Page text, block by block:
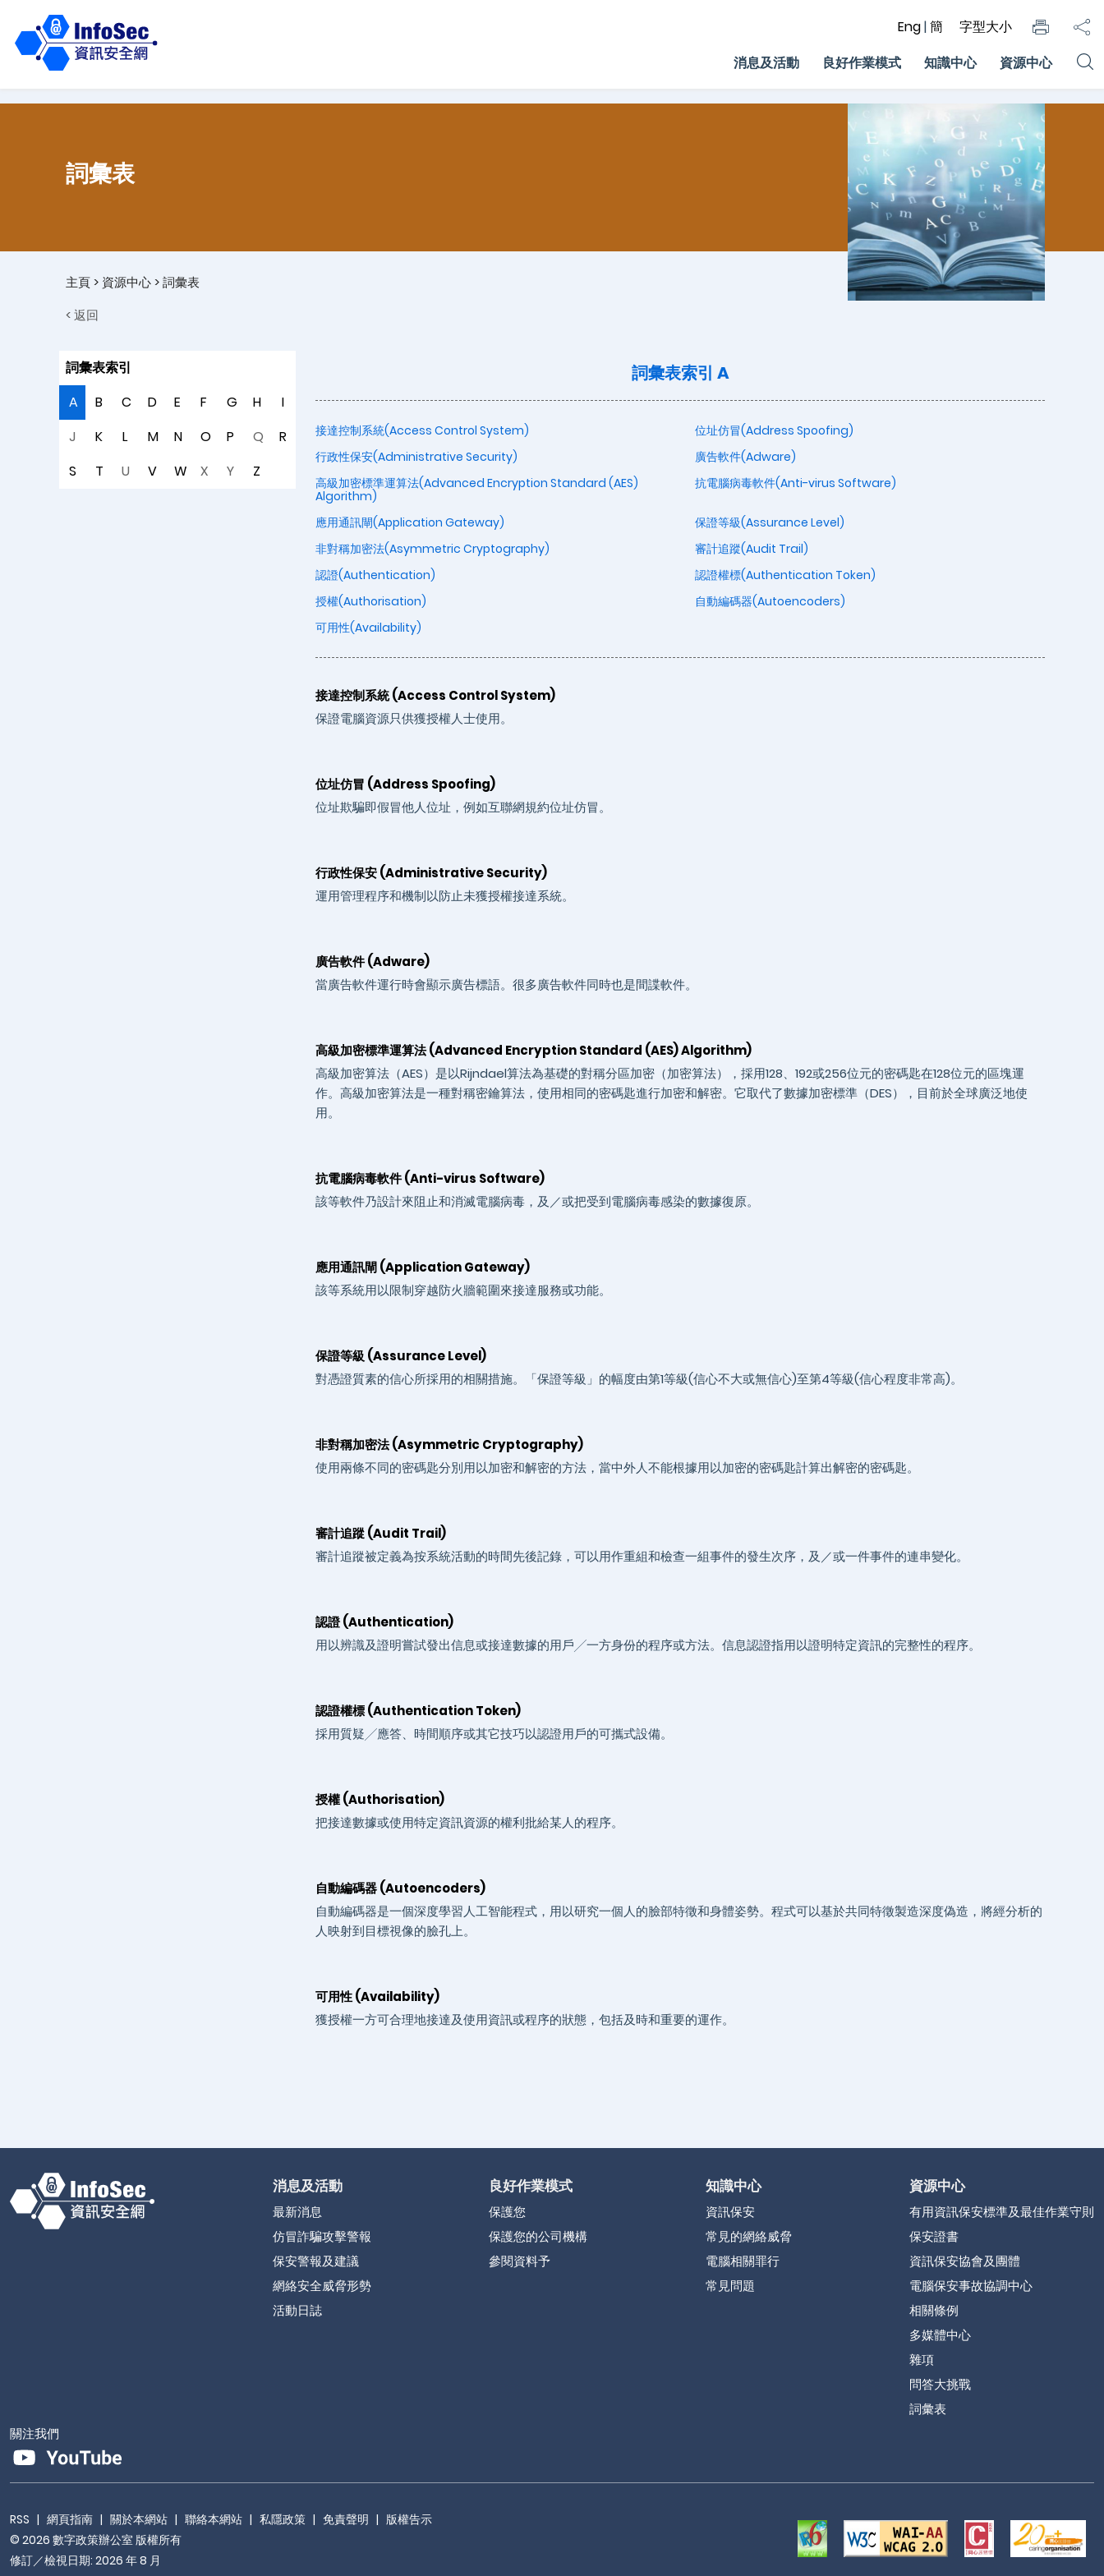
Eng|簡
字型大小
消息及活動
良好作業模式 知識中心 資源中心
詞彙表
主頁> 資源中心>詞彙表
< 返回
詞彙表索引
A
B C D E F G H
I
J
K L M N O P Q
R
S
T U V W X Y Z
詞彙表索引 A
接達控制系統(Access Control System)
位址仿冒(Address Spoofing)
行政性保安(Administrative Security)
廣告軟件(Adware)
高級加密標準運算法(Advanced Encryption Standard (AES)
Algorithm)
抗電腦病毒軟件(Anti-virus Software)
應用通訊閘(Application Gateway)
保證等級(Assurance Level)
非對稱加密法(Asymmetric Cryptography)
審計追蹤(Audit Trail)
認證(Authentication)
認證權標(Authentication Token)
授權(Authorisation)
自動編碼器(Autoencoders)
可用性(Availability)
接達控制系統 (Access Control System)
保證電腦資源只供獲授權人士使用。
位址仿冒 (Address Spoofing)
位址欺騙即假冒他人位址，例如互聯網規約位址仿冒。
行政性保安 (Administrative Security)
運用管理程序和機制以防止未獲授權接達系統。
廣告軟件 (Adware)
當廣告軟件運行時會顯示廣告標語。很多廣告軟件同時也是間諜軟件。
高級加密標準運算法 (Advanced Encryption Standard (AES) Algorithm)
高級加密算法（AES）是以Rijndael算法為基礎的對稱分區加密（加密算法），採用128、192或256位元的密碼匙在128位元的區塊運
作。高級加密算法是一種對稱密鑰算法，使用相同的密碼匙進行加密和解密。它取代了數據加密標準（DES），目前於全球廣泛地使
用。
抗電腦病毒軟件 (Anti-virus Software)
該等軟件乃設計來阻止和消滅電腦病毒，及／或把受到電腦病毒感染的數據復原。
應用通訊閘 (Application Gateway)
該等系統用以限制穿越防火牆範圍來接達服務或功能。
保證等級 (Assurance Level)
對憑證質素的信心所採用的相關措施。「保證等級」的幅度由第1等級(信心不大或無信心)至第4等級(信心程度非常高)。
非對稱加密法 (Asymmetric Cryptography)
使用兩條不同的密碼匙分別用以加密和解密的方法，當中外人不能根據用以加密的密碼匙計算出解密的密碼匙。
審計追蹤 (Audit Trail)
審計追蹤被定義為按系統活動的時間先後記錄，可以用作重組和檢查一組事件的發生次序，及／或一件事件的連串變化。
認證 (Authentication)
用以辨識及證明嘗試發出信息或接達數據的用戶╱一方身份的程序或方法。信息認證指用以證明特定資訊的完整性的程序。
認證權標 (Authentication Token)
採用質疑╱應答、時間順序或其它技巧以認證用戶的可攜式設備。
授權 (Authorisation)
把接達數據或使用特定資訊資源的權利批給某人的程序。
自動編碼器 (Autoencoders)
自動編碼器是一個深度學習人工智能程式，用以研究一個人的臉部特徵和身體姿勢。程式可以基於共同特徵製造深度偽造，將經分析的
人映射到目標視像的臉孔上。
可用性 (Availability)
獲授權一方可合理地接達及使用資訊或程序的狀態，包括及時和重要的運作。
消息及活動
最新消息
仿冒詐騙攻擊警報
保安警報及建議
網絡安全威脅形勢
活動日誌
良好作業模式
保護您
保護您的公司機構
參閱資料予
知識中心
資訊保安
常見的網絡威脅
電腦相關罪行
常見問題
資源中心
有用資訊保安標準及最佳作業守則
保安證書
資訊保安協會及團體
電腦保安事故協調中心
相關條例
多媒體中心
雜項
問答大挑戰
詞彙表
關注我們
RSS | 網頁指南 | 關於本網站 | 聯絡本網站 | 私隱政策 | 免責聲明 | 版權告示
© 2026 數字政策辦公室 版權所有
修訂／檢視日期: 2026 年 8 月